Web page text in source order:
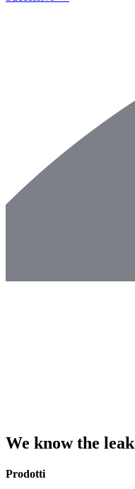
We know the leak
Prodotti